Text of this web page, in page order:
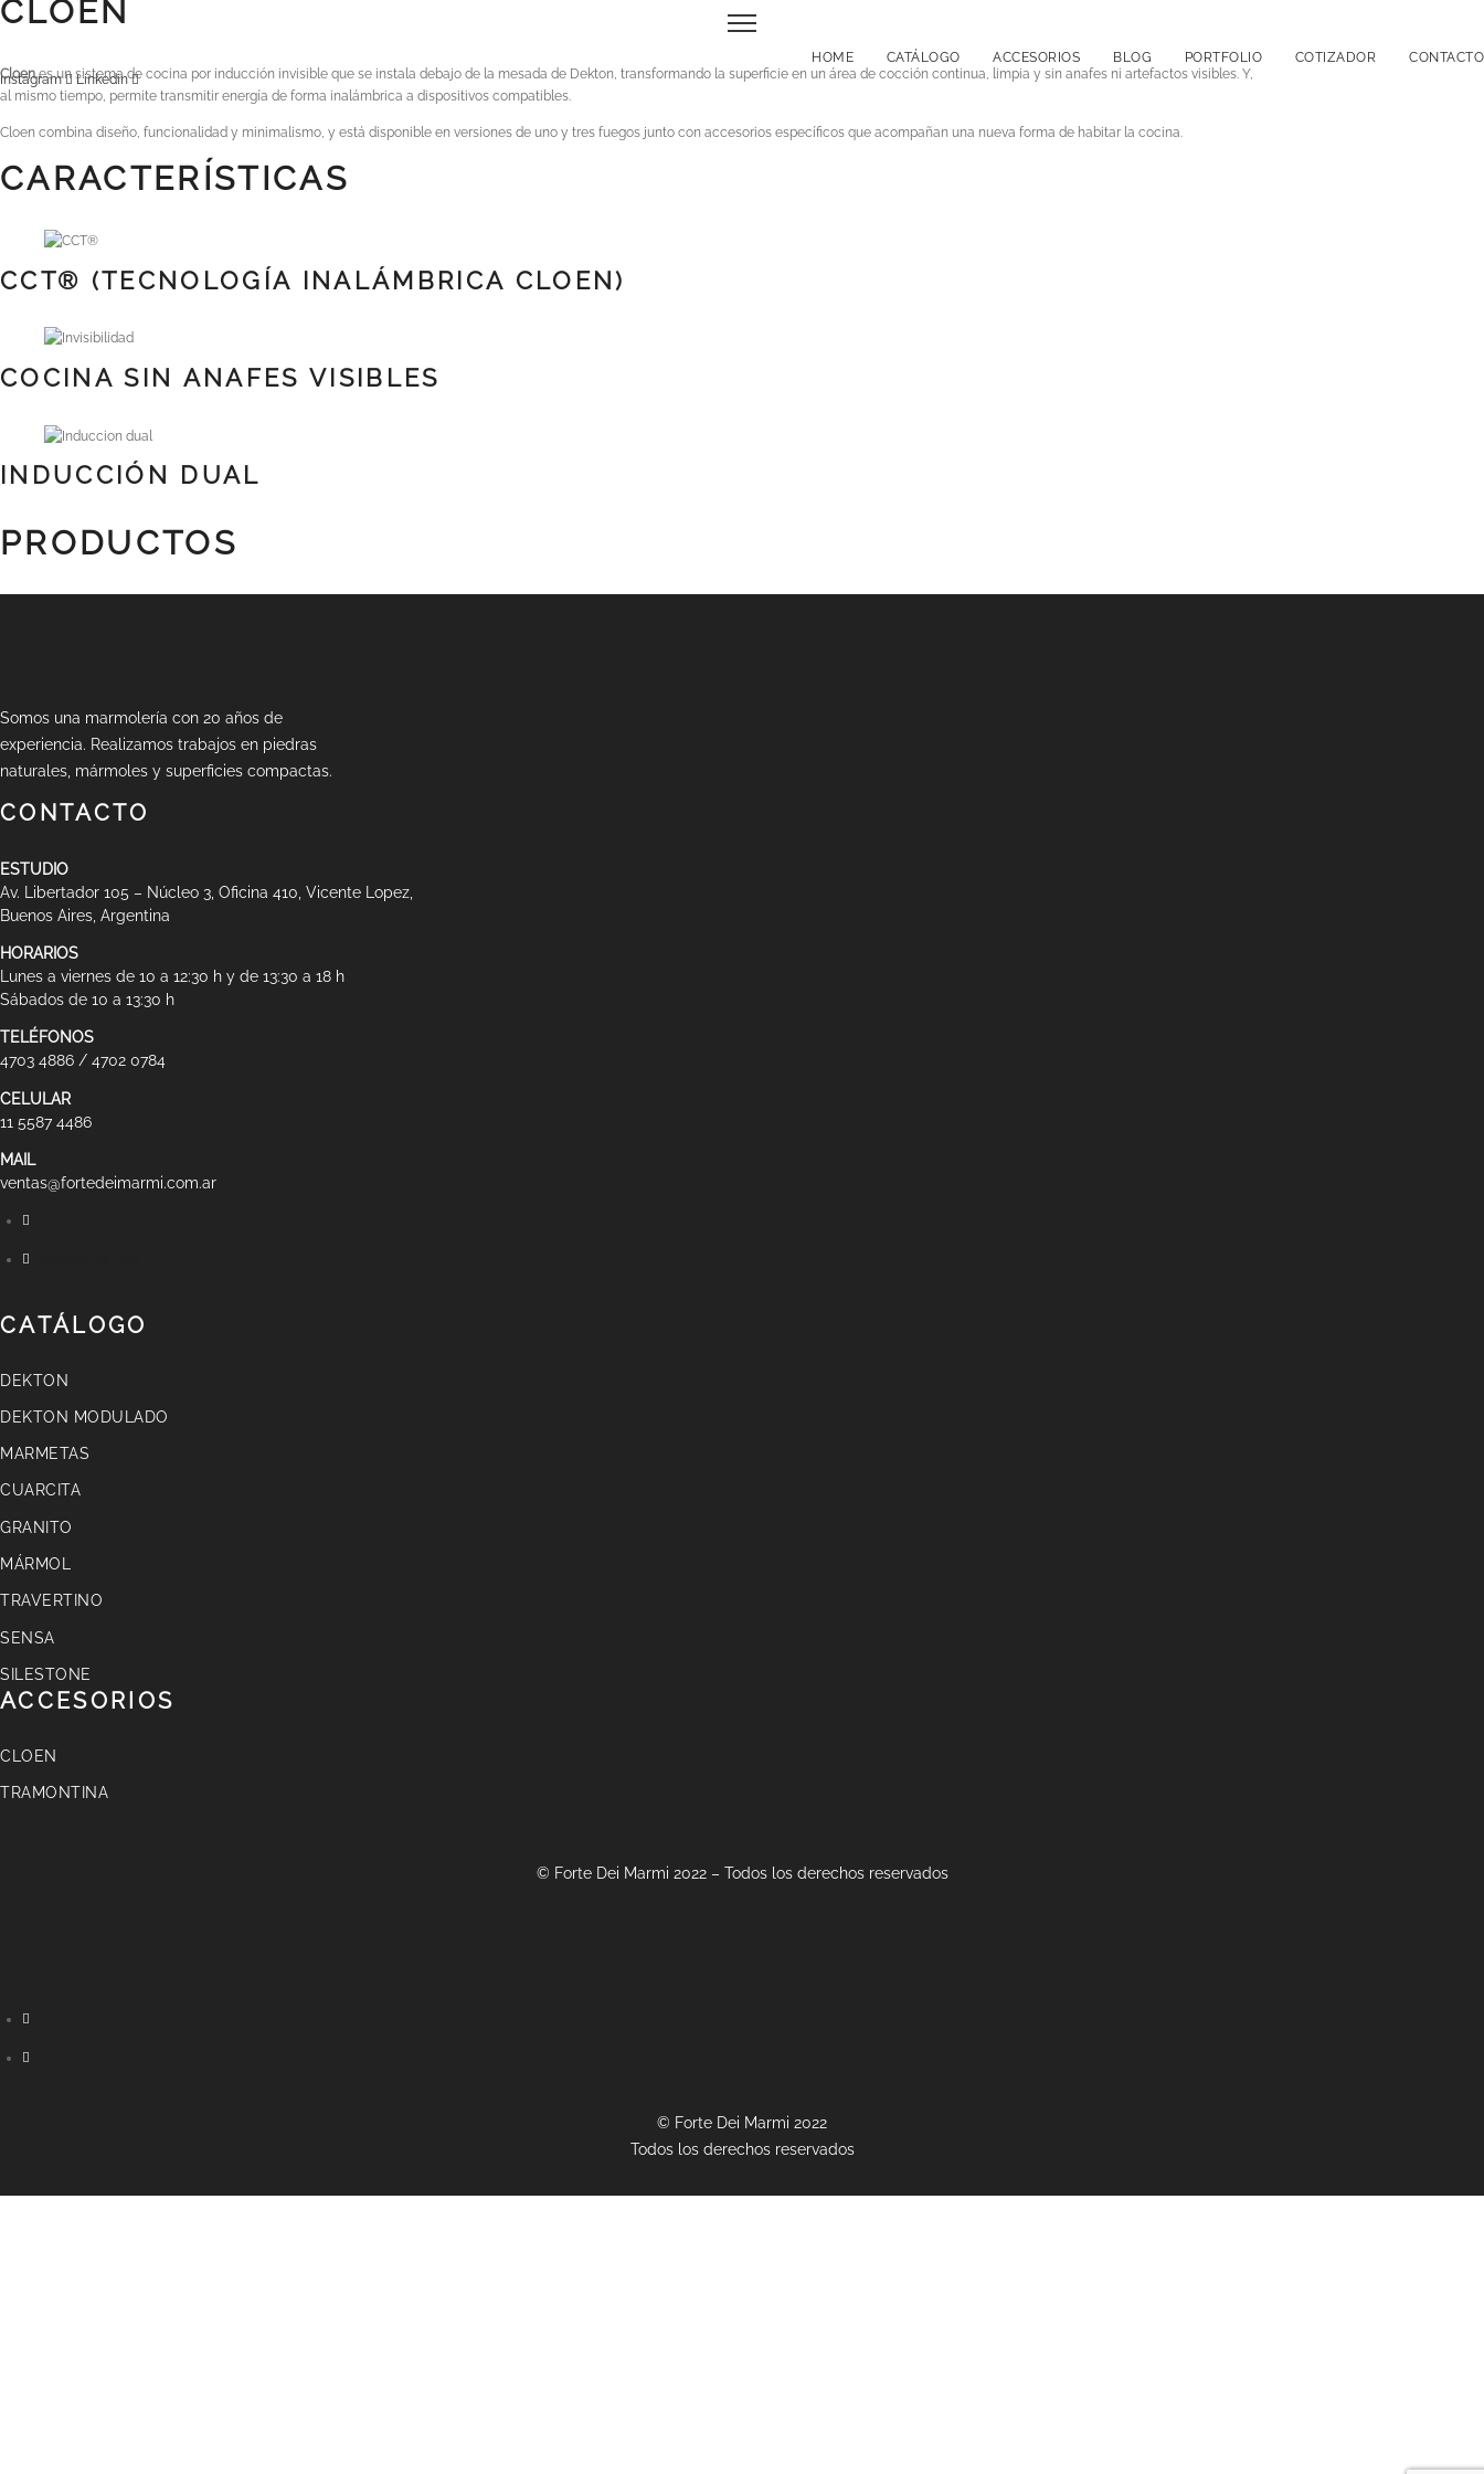
HOME CATÁLOGO ACCESORIOS BLOG PORTFOLIO COTIZADOR
CONTACTO
Instagram
Linkedin
CLOEN
Cloenes un sistema de cocina por inducción invisible que se instala debajo de la mesada de Dekton, transformando la superficie en un área de cocción continua, limpia y sin anafes ni artefactos visibles. Y,
al mismo tiempo, permite transmitir energía de forma inalámbrica a dispositivos compatibles.
Cloen combina diseño, funcionalidad y minimalismo, y está disponible en versiones de uno y tres fuegos junto con accesorios específicos que acompañan una nueva forma de habitar la cocina.
CARACTERÍSTICAS
CCT® (TECNOLOGÍA INALÁMBRICA CLOEN)
COCINA SIN ANAFES VISIBLES
INDUCCIÓN DUAL
PRODUCTOS
Somos una marmolería con 20 años de
experiencia. Realizamos trabajos en piedras
naturales, mármoles y superficies compactas.
CONTACTO
ESTUDIO
Av. Libertador 105 – Núcleo 3, Oficina 410, Vicente Lopez,
Buenos Aires, Argentina
HORARIOS
Lunes a viernes de 10 a 12:30 h y de 13:30 a 18 h
Sábados de 10 a 13:30 h
TELÉFONOS
4703 4886 / 4702 0784
CELULAR
11 5587 4486
MAIL
ventas@fortedeimarmi.com.ar
CATÁLOGO
DEKTON
DEKTON MODULADO
MARMETAS
CUARCITA
GRANITO
MÁRMOL
TRAVERTINO
SENSA
SILESTONE
ACCESORIOS
CLOEN
TRAMONTINA
© Forte Dei Marmi 2022 – Todos los derechos reservados
© Forte Dei Marmi 2022
Todos los derechos reservados